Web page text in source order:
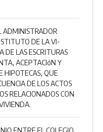
ADMINISTRADOR
DE LA VI­
DE LAS ESCRITURAS
ACEPTACIóN Y
HIPOTECAS, QUE
DE LOS ACTOS
RELACIONA­DOS CON